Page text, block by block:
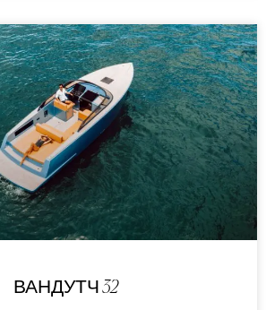
ВАНДУТЧ 32